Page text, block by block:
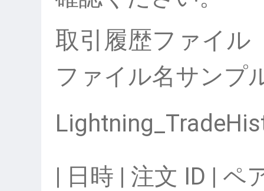
取引履歴ファイル
ファイル名サンプ
| 日時 | 注文 ID | ペ